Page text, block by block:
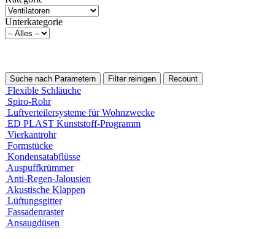
Unterkategorie
Flexible Schläuche
Spiro-Rohr
Luftverteilersysteme für Wohnzwecke
ED PLAST Kunststoff-Programm
Vierkantrohr
Formstücke
Kondensatabflüsse
Auspuffkrümmer
Anti-Regen-Jalousien
Akustische Klappen
Lüftungsgitter
Fassadenraster
Ansaugdüsen